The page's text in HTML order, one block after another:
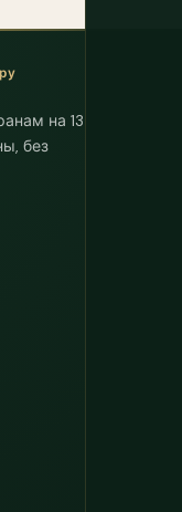
на 13
без